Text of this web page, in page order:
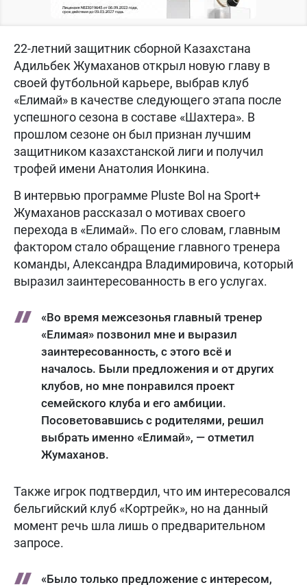
22-летний защитник сборной Казахстана
Адильбек Жумаханов открыл новую главу в
своей футбольной карьере, выбрав клуб
«Елимай» в качестве следующего этапа после
успешного сезона в составе «Шахтера». В
прошлом сезоне он был признан лучшим
защитником казахстанской лиги и получил
трофей имени Анатолия Ионкина.
В интервью программе Pluste Bol на Sport+
Жумаханов рассказал о мотивах своего
перехода в «Елимай». По его словам, главным
фактором стало обращение главного тренера
команды, Александра Владимировича, который
выразил заинтересованность в его услугах.
«Во время межсезонья главный тренер
«Елимая» позвонил мне и выразил
заинтересованность, с этого всё и
началось. Были предложения и от других
клубов, но мне понравился проект
семейского клуба и его амбиции.
Посоветовавшись с родителями, решил
выбрать именно «Елимай», — отметил
Жумаханов.
Также игрок подтвердил, что им интересовался
бельгийский клуб «Кортрейк», но на данный
момент речь шла лишь о предварительном
запросе.
«Было только предложение с интересом,